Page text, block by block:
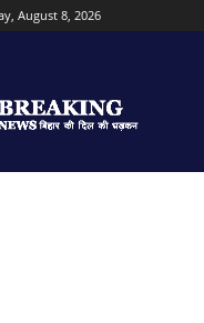
August 8, 2026
Breaking
news